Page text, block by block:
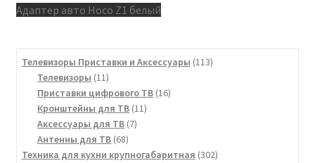
Адаптер авто Hoco Z1 белый
Телевизоры Приставки и Аксессуары 113113
Телевизоры 1111
товаров
Приставки цифрового ТВ 1616
Кронштейны для ТВ 1111
Аксессуары для ТВ 77
Антенны для ТВ 6868
товаров
Техника для кухни крупногабаритная 302302